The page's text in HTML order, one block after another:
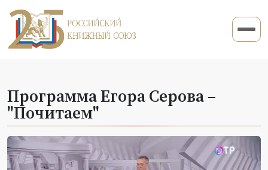
Программа Егора Серова –
"Почитаем"